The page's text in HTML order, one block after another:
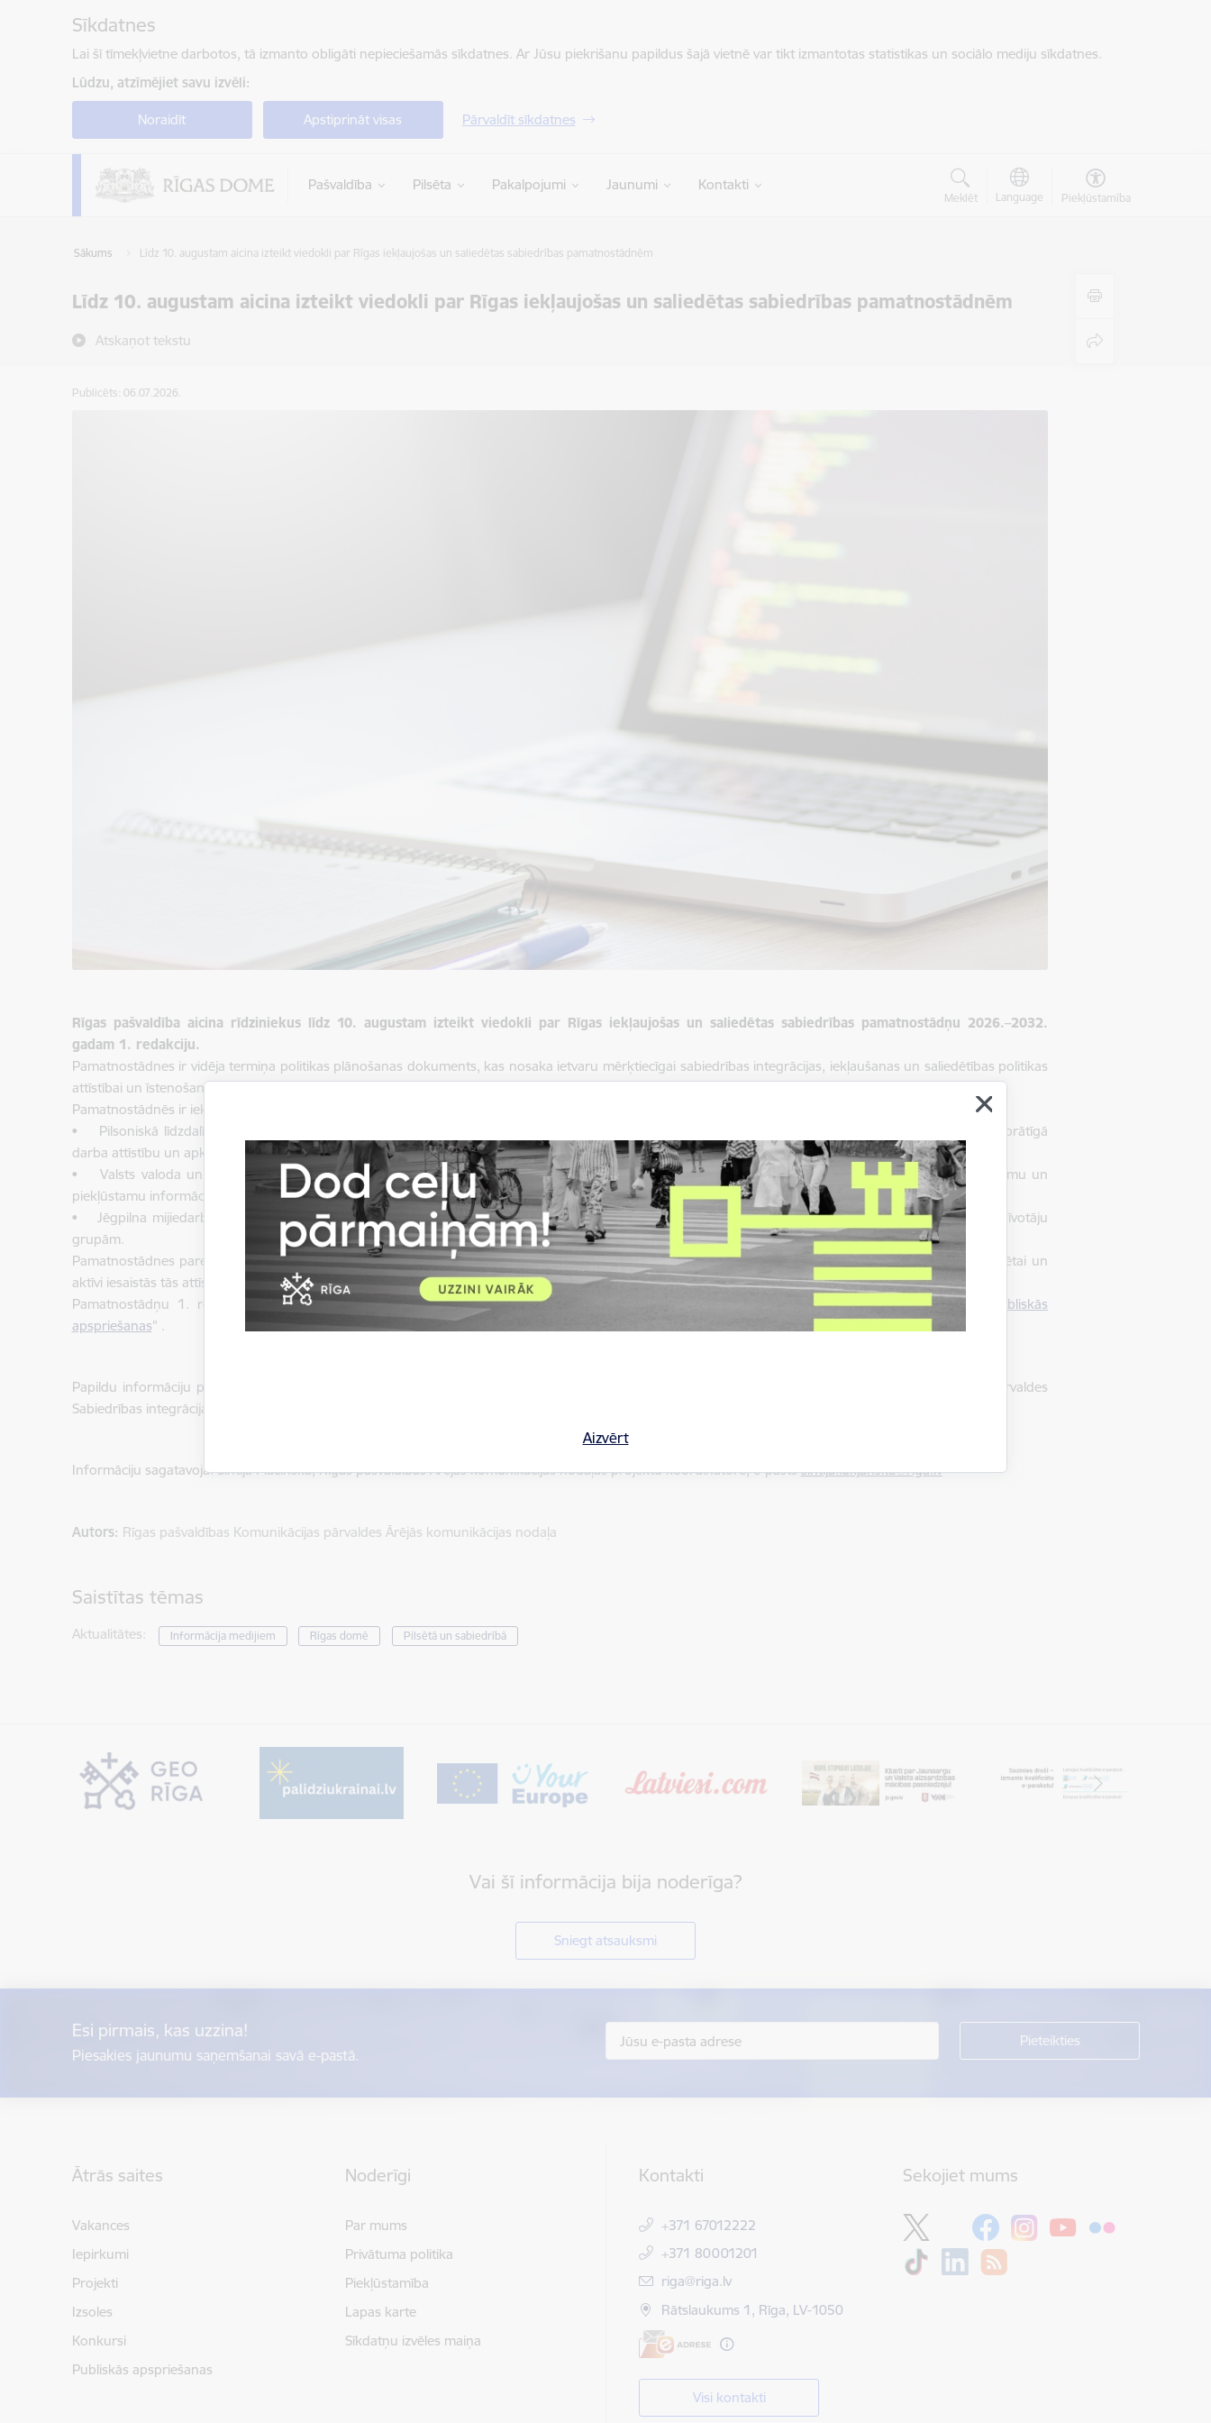
Sīkdatnes
Lai šī tīmekļvietne darbotos, tā izmanto obligāti nepieciešamās sīkdatnes. Ar Jūsu piekrišanu papildus šajā vietnē var tikt izmantotas statistikas un sociālo mediju sīkdatnes.
Lūdzu, atzīmējiet savu izvēli:
Noraidīt Apstiprināt visas Pārvaldīt sīkdatnes
Pašvaldība Pilsēta Pakalpojumi Jaunumi Kontakti
Meklēt Language Piekļūstamība
Sākums Līdz 10. augustam aicina izteikt viedokli par Rīgas iekļaujošas un saliedētas sabiedrības pamatnostādnēm
Līdz 10. augustam aicina izteikt viedokli par Rīgas iekļaujošas un saliedētas sabiedrības pamatnostādnēm
Atskaņot tekstu
Aizvērt
Publicēts: 06.07.2026.
Rīgas pašvaldība aicina rīdziniekus līdz 10. augustam izteikt viedokli par Rīgas iekļaujošas un saliedētas sabiedrības pamatnostādņu 2026.–2032.
gadam 1. redakciju.
Pamatnostādnes ir vidēja termiņa politikas plānošanas dokuments, kas nosaka ietvaru mērķtiecīgai sabiedrības integrācijas, iekļaušanas un saliedētības politikas
attīstībai un īstenošanai Rīgas pašvaldībā, sekmējot iedzīvotāju piederību Rīgai, veicinot līdzdalību un attīstot savstarpējo mijiedarbību.
Pamatnostādnēs ir iekļauti trīs attīstības virzieni:
• Pilsoniskā līdzdalība un piederība – vērsts uz iedzīvotāju un nevalstisko organizāciju līdzdalības sekmēšanu pašvaldības lēmumu pieņemšanā, brīvprātīgā
darba attīstību un apkaimju kustības stiprināšanu;
• Valsts valoda un informācijas pieejamība – paredz sekmēt latviešu valodas prasmju pilnveidošanu un nodrošināt iedzīvotājiem saprotamu, pieejamu un
piekļūstamu informāciju par līdzdalības iespējām pašvaldībā;
• Jēgpilna mijiedarbība un sadarbība – vērsts uz iekļaujošas vides veidošanu, savstarpējas uzticēšanās un tolerances veicināšanu starp dažādām iedzīvotāju
grupām.
Pamatnostādnes paredz sistemātisku un ilgtermiņa pieeju, lai veidotu saliedētu, aktīvu un iekļaujošu sabiedrību Rīgā, kur iedzīvotāji jūtas piederīgi pilsētai un
aktīvi iesaistās tās attīstībā.
Pamatnostādņu 1. redakcijas projekta dokumenti, tai skaitā publiskās apspriedes forma, ir pieejami Rīgas pašvaldības tīmekļvietnes sadaļā “
Publiskās
apspriešanas" .
Papildu informāciju par pamatnostādnēm var iegūt, sazinoties ar Rīgas Apkaimju iedzīvotāju centra Apkaimju attīstības un sabiedrības integrācijas pārvaldes
Sabiedrības integrācijas un līdzdalības nodaļas projektu vadītāju Irinu Vasiļjevu: e-pasts
Informāciju sagatavoja: Sintija Placinska, Rīgas pašvaldības Ārējās komunikācijas nodaļas projektu koordinatore, e-pastssintija.lukjanska@riga.lv
Autors: Rīgas pašvaldības Komunikācijas pārvaldes Ārējās komunikācijas nodaļa
Saistītas tēmas
Aktualitātes: Informācija medijiem Rīgas domē Pilsētā un sabiedrībā
Vai šī informācija bija noderīga?
Sniegt atsauksmi
Esi pirmais, kas uzzina!
Piesakies jaunumu saņemšanai savā e-pastā.
Ātrās saites
Vakances
Iepirkumi
Projekti
Izsoles
Konkursi
Publiskās apspriešanas
Noderīgi
Par mums
Privātuma politika
Piekļūstamība
Lapas karte
Sīkdatņu izvēles maiņa
Kontakti
+371 67012222
+371 80001201
E-pasts:
riga@riga.lv
Rātslaukums 1, Rīga, LV-1050
Visi kontakti
Sekojiet mums